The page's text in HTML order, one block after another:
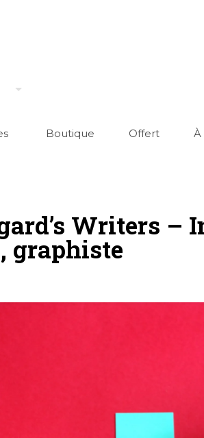
Boutique Offert À
Writers –
graphiste